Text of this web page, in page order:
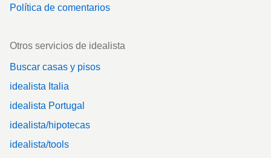
Política de comentarios
Otros servicios de idealista
Buscar casas y pisos
idealista Italia
idealista Portugal
idealista/hipotecas
idealista/tools